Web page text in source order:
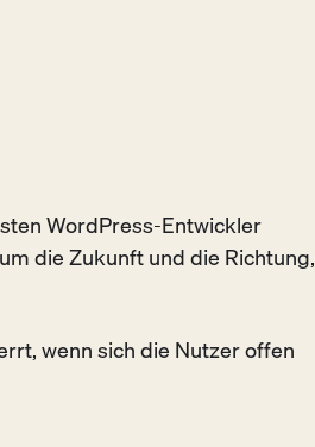
WordPress-Entwickler
die Zukunft und die Richtung,
wenn sich die Nutzer offen